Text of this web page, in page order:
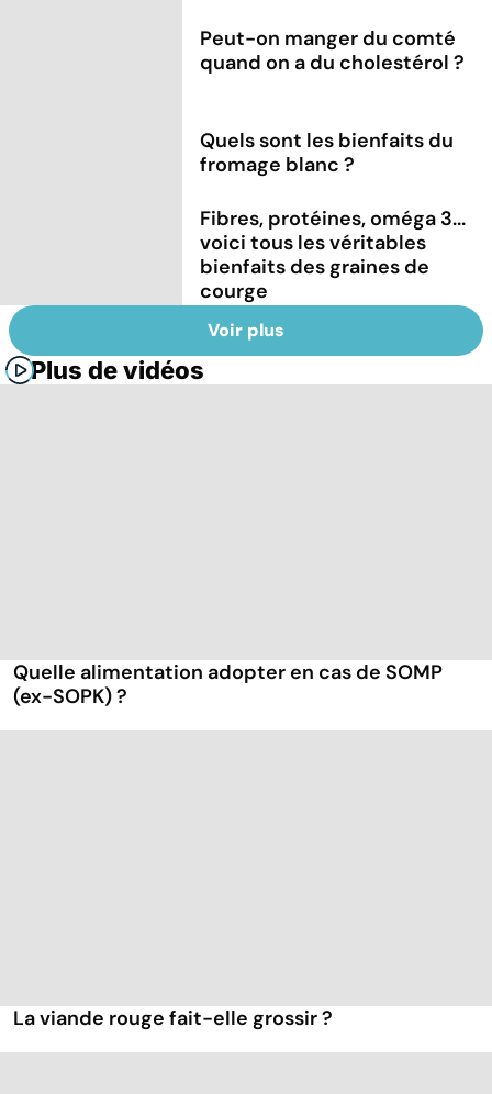
Peut-on manger du comté
quand on a du cholestérol ?
Quels sont les bienfaits du
fromage blanc ?
Fibres, protéines, oméga 3...
voici tous les véritables
bienfaits des graines de
courge
Voir plus
Plus de vidéos
Quelle alimentation adopter en cas de SOMP
(ex-SOPK) ?
La viande rouge fait-elle grossir ?